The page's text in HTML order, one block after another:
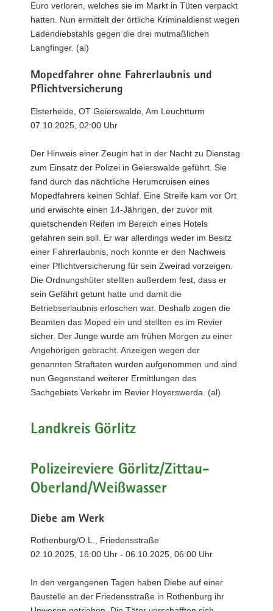
Euro verloren, welches sie im Markt in Tüten verpackt
hatten. Nun ermittelt der örtliche Kriminaldienst wegen
Ladendiebstahls gegen die drei mutmaßlichen
Langfinger. (al)
Mopedfahrer ohne Fahrerlaubnis und
Pflichtversicherung
Elsterheide, OT Geierswalde, Am Leuchtturm
07.10.2025, 02:00 Uhr
Der Hinweis einer Zeugin hat in der Nacht zu Dienstag
zum Einsatz der Polizei in Geierswalde geführt. Sie
fand durch das nächtliche Herumcruisen eines
Mopedfahrers keinen Schlaf. Eine Streife kam vor Ort
und erwischte einen 14-Jährigen, der zuvor mit
quietschenden Reifen im Bereich eines Hotels
gefahren sein soll. Er war allerdings weder im Besitz
einer Fahrerlaubnis, noch konnte er den Nachweis
einer Pflichtversicherung für sein Zweirad vorzeigen.
Die Ordnungshüter stellten außerdem fest, dass er
sein Gefährt getunt hatte und damit die
Betriebserlaubnis erloschen war. Deshalb zogen die
Beamten das Moped ein und stellten es im Revier
sicher. Der Junge wurde am frühen Morgen zu einer
Angehörigen gebracht. Anzeigen wegen der
genannten Straftaten wurden aufgenommen und sind
nun Gegenstand weiterer Ermittlungen des
Sachgebiets Verkehr im Revier Hoyerswerda. (al)
Landkreis Görlitz
Polizeireviere Görlitz/Zittau-
Oberland/Weißwasser
Diebe am Werk
Rothenburg/O.L., Friedensstraße
02.10.2025, 16:00 Uhr - 06.10.2025, 06:00 Uhr
In den vergangenen Tagen haben Diebe auf einer
Baustelle an der Friedensstraße in Rothenburg ihr